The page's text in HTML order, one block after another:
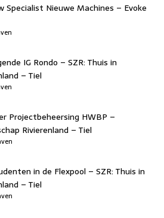
Specialist Nieuwe Machines – Evoke
IG Rondo – SZR: Thuis in
– Tiel
Projectbeheersing HWBP –
Rivierenland – Tiel
in de Flexpool – SZR: Thuis in
– Tiel